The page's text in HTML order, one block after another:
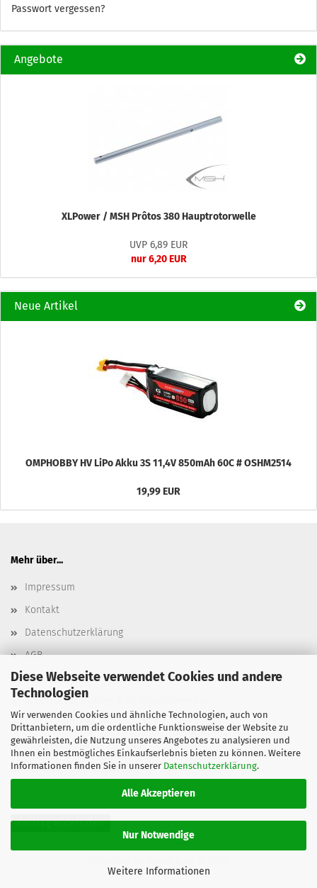
Diese Webseite verwendet Cookies und andere
Technologien
Wir verwenden Cookies und ähnliche Technologien, auch von
Drittanbietern, um die ordentliche Funktionsweise der Website zu
gewährleisten, die Nutzung unseres Angebotes zu analysieren und
Ihnen ein bestmögliches Einkaufserlebnis bieten zu können. Weitere
Informationen finden Sie in unserer Datenschutzerklärung.
Alle Akzeptieren
Nur Notwendige
Weitere Informationen
Passwort vergessen?
Angebote
XLPower / MSH Prôtos 380 Hauptrotorwelle
UVP 6,89 EUR
nur 6,20 EUR
Neue Artikel
OMPHOBBY HV LiPo Akku 3S 11,4V 850mAh 60C # OSHM2514
19,99 EUR
Mehr über...
Impressum
Kontakt
Datenschutzerklärung
AGB
Versand- & Zahlungsbedingungen, Versandkosten
Widerrufsbelehrung & Widerrufsformular
Batterieentsorgung
Elektroaltgeräteentsorgung
Cookie Einstellungen
Vertrag widerrufen